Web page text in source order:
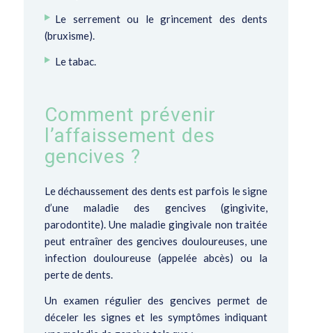
Le serrement ou le grincement des dents
(bruxisme).
Le tabac.
Comment prévenir
l’affaissement des
gencives ?
Le déchaussement des dents est parfois le signe
d’une maladie des gencives (gingivite,
parodontite). Une maladie gingivale non traitée
peut entraîner des gencives douloureuses, une
infection douloureuse (appelée abcès) ou la
perte de dents.
Un examen régulier des gencives permet de
déceler les signes et les symptômes indiquant